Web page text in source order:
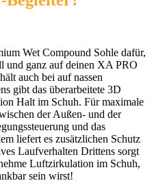
Wet Compound Sohle dafür,
und ganz auf deinen XA PRO
auch bei auf nassen
gibt das überarbeitete 3D
Halt im Schuh. Für maximale
der Außen- und der
und das
liefert es zusätzlichen Schutz
Laufverhalten Drittens sorgt
Luftzirkulation im Schuh,
sein wirst!